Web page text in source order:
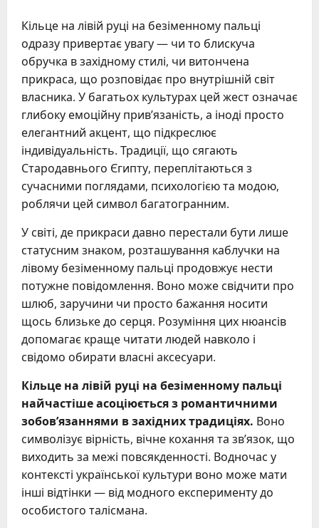
Кільце на лівій руці на безіменному пальці
одразу привертає увагу — чи то блискуча
обручка в західному стилі, чи витончена
прикраса, що розповідає про внутрішній світ
власника. У багатьох культурах цей жест означає
глибоку емоційну прив’язаність, а іноді просто
елегантний акцент, що підкреслює
індивідуальність. Традиції, що сягають
Стародавнього Єгипту, переплітаються з
сучасними поглядами, психологією та модою,
роблячи цей символ багатогранним.
У світі, де прикраси давно перестали бути лише
статусним знаком, розташування каблучки на
лівому безіменному пальці продовжує нести
потужне повідомлення. Воно може свідчити про
шлюб, заручини чи просто бажання носити
щось близьке до серця. Розуміння цих нюансів
допомагає краще читати людей навколо і
свідомо обирати власні аксесуари.
Кільце на лівій руці на безіменному пальці
найчастіше асоціюється з романтичними
зобов’язаннями в західних традиціях. Воно
символізує вірність, вічне кохання та зв’язок, що
виходить за межі повсякденності. Водночас у
контексті української культури воно може мати
інші відтінки — від модного експерименту до
особистого талісмана.